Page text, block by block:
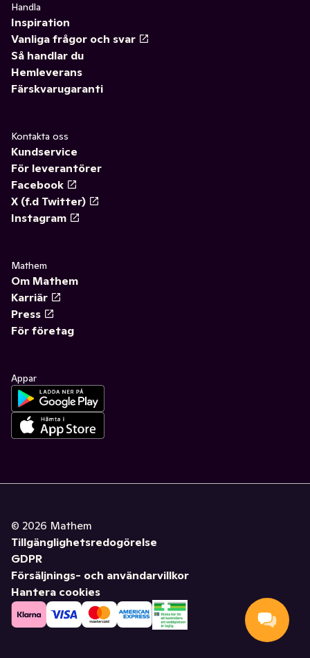
Handla
Inspiration
Vanliga frågor och svar
Så handlar du
Hemleverans
Färskvarugaranti
Kontakta oss
Kundservice
För leverantörer
Facebook
X (f.d Twitter)
Instagram
Mathem
Om Mathem
Karriär
Press
För företag
Appar
© 2026 Mathem
Tillgänglighetsredogörelse
GDPR
Försäljnings- och användarvillkor
Hantera cookies